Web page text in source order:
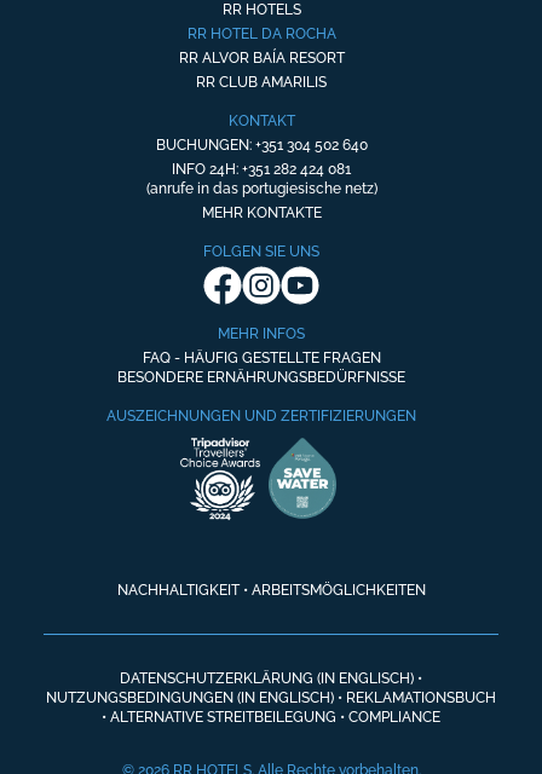
RR HOTELS
RR HOTEL DA ROCHA
RR ALVOR BAÍA RESORT
RR CLUB AMARILIS
KONTAKT
BUCHUNGEN: +351 304 502 640
INFO 24H: +351 282 424 081
(anrufe in das portugiesische netz)
MEHR KONTAKTE
FOLGEN SIE UNS
MEHR INFOS
FAQ - HÄUFIG GESTELLTE FRAGEN
BESONDERE ERNÄHRUNGSBEDÜRFNISSE
AUSZEICHNUNGEN UND ZERTIFIZIERUNGEN
NACHHALTIGKEIT• ARBEITSMÖGLICHKEITEN
DATENSCHUTZERKLÄRUNG (IN ENGLISCH) •
NUTZUNGSBEDINGUNGEN (IN ENGLISCH) • REKLAMATIONSBUCH
• ALTERNATIVE STREITBEILEGUNG • COMPLIANCE
© 2026 RR HOTELS. Alle Rechte vorbehalten.